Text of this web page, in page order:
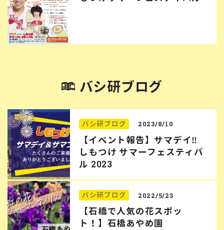
バシ研ブログ
バシ研ブログ 2023/8/10
【イベント報告】サマデイ‼︎
しもつけ サマーフェスティバ
ル 2023
バシ研ブログ 2022/5/23
【石橋で人気の花スポッ
ト！】石橋あやめ園